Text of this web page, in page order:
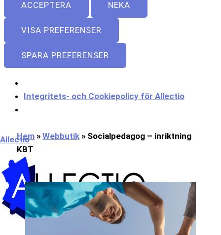
ACCEPTERA NEKA
VISA PREFERENSER
SPARA PREFERENSER
Integritets- och Cookiepolicy för Allectio
Allectio
Meny
Hem »Webbutik » Socialpedagog – inriktning
KBT